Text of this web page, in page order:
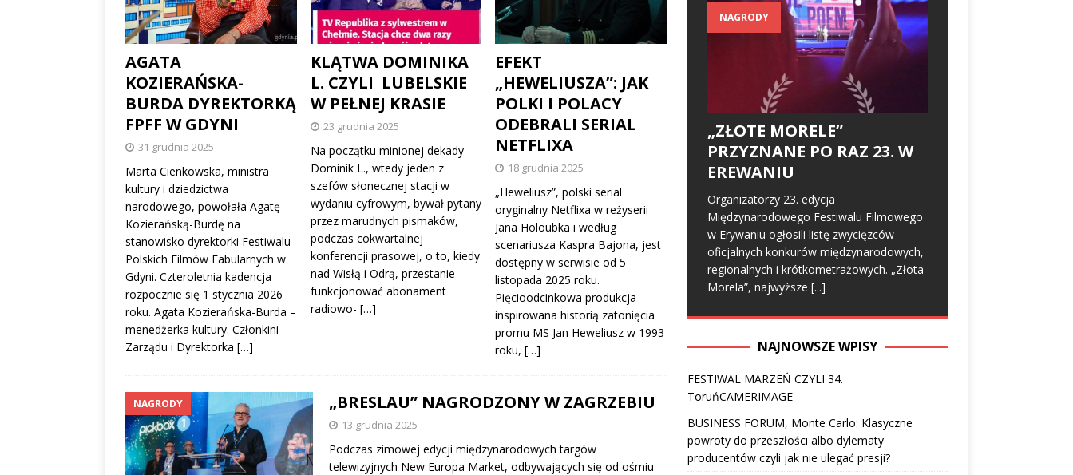
AGATA
KOZIERAŃSKA-
BURDA DYREKTORKĄ
FPFF W GDYNI
31 grudnia 2025
Marta Cienkowska, ministra
kultury i dziedzictwa
narodowego, powołała Agatę
Kozierańską-Burdę na
stanowisko dyrektorki Festiwalu
Polskich Filmów Fabularnych w
Gdyni. Czteroletnia kadencja
rozpocznie się 1 stycznia 2026
roku. Agata Kozierańska-Burda –
menedżerka kultury. Członkini
Zarządu i Dyrektorka […]
KLĄTWA DOMINIKA
L. CZYLI LUBELSKIE
W PEŁNEJ KRASIE
23 grudnia 2025
Na początku minionej dekady
Dominik L., wtedy jeden z
szefów słonecznej stacji w
wydaniu cyfrowym, bywał pytany
przez marudnych pismaków,
podczas cokwartalnej
konferencji prasowej, o to, kiedy
nad Wisłą i Odrą, przestanie
funkcjonować abonament
radiowo- […]
EFEKT
„HEWELIUSZA”: JAK
POLKI I POLACY
ODEBRALI SERIAL
NETFLIXA
18 grudnia 2025
„Heweliusz”, polski serial
oryginalny Netflixa w reżyserii
Jana Holoubka i według
scenariusza Kaspra Bajona, jest
dostępny w serwisie od 5
listopada 2025 roku.
Pięcioodcinkowa produkcja
inspirowana historią zatonięcia
promu MS Jan Heweliusz w 1993
roku,[…]
NAGRODY „BRESLAU” NAGRODZONY W ZAGRZEBIU
13 grudnia 2025
Podczas zimowej edycji międzynarodowych targów
telewizyjnych New Europa Market, odbywających się od ośmiu
NAGRODY
„ZŁOTE MORELE”
PRZYZNANE PO RAZ 23. W
EREWANIU
Organizatorzy 23. edycja
Międzynarodowego Festiwalu Filmowego
w Erywaniu ogłosili listę zwycięzców
oficjalnych konkurów międzynarodowych,
regionalnych i krótkometrażowych. „Złota
Morela”, najwyższe [...]
NAJNOWSZE WPISY
FESTIWAL MARZEŃ CZYLI 34.
ToruńCAMERIMAGE
BUSINESS FORUM, Monte Carlo: Klasyczne
powroty do przeszłości albo dylematy
producentów czyli jak nie ulegać presji?